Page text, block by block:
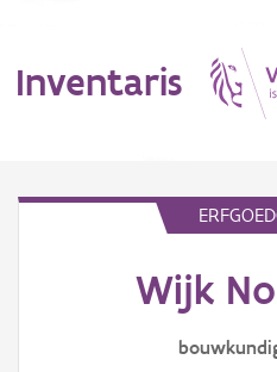
Inventaris
Wijk